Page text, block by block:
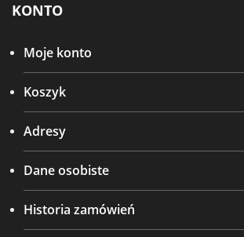
KONTO
Moje konto
Koszyk
Adresy
Dane osobiste
Historia zamówień